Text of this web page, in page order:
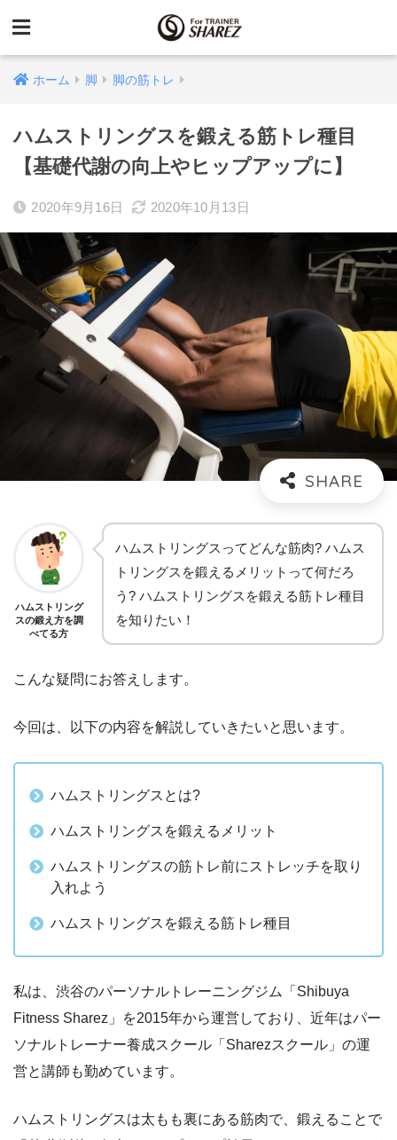
ホーム 脚 脚の筋トレ
ハムストリングスを鍛える筋トレ種目
【基礎代謝の向上やヒップアップに】
2020年9月16日 2020年10月13日
ハムストリング
スの鍛え方を調
べてる方
ハムストリングスってどんな筋肉? ハムス
トリングスを鍛えるメリットって何だろ
う? ハムストリングスを鍛える筋トレ種目
を知りたい！
こんな疑問にお答えします。
今回は、以下の内容を解説していきたいと思います。
ハムストリングスとは?
ハムストリングスを鍛えるメリット
ハムストリングスの筋トレ前にストレッチを取り
入れよう
ハムストリングスを鍛える筋トレ種目
私は、渋谷のパーソナルトレーニングジム「Shibuya
Fitness Sharez」を2015年から運営しており、近年はパー
ソナルトレーナー養成スクール「Sharezスクール」の運
営と講師も勤めています。
ハムストリングスは太もも裏にある筋肉で、鍛えることで